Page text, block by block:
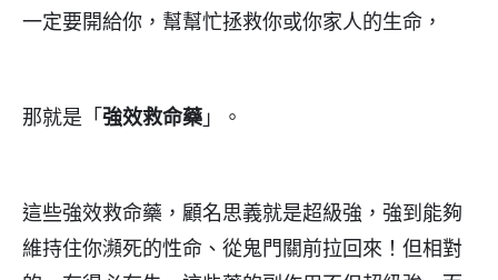
一定要開給你，幫幫忙拯救你或你家人的生命，
那就是「 強效救命藥 」。
這些強效救命藥，顧名思義就是超級強，強到能夠
維持住你瀕死的性命、從鬼門關前拉回來！但相對